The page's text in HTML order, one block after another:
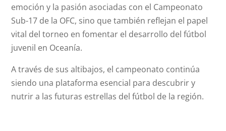
emoción y la pasión asociadas con el Campeonato
Sub-17 de la OFC, sino que también reflejan el papel
vital del torneo en fomentar el desarrollo del fútbol
juvenil en Oceanía.
A través de sus altibajos, el campeonato continúa
siendo una plataforma esencial para descubrir y
nutrir a las futuras estrellas del fútbol de la región.